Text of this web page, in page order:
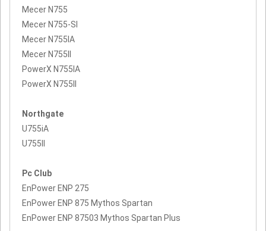
Mecer N755
Mecer N755-SI
Mecer N755IA
Mecer N755II
PowerX N755IA
PowerX N755II
Northgate
U755iA
U755II
Pc Club
EnPower ENP 275
EnPower ENP 875 Mythos Spartan
EnPower ENP 87503 Mythos Spartan Plus